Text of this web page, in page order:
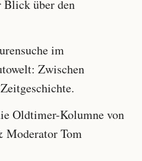
über den
im
Zwischen
Oldtimer-Kolumne von
Moderator Tom